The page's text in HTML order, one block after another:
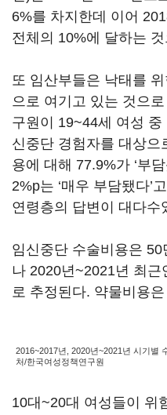
6%를 차지한데 이어
전체의 10%에 달하는
또 임산부들은 낙태를
으로 여기고 있는 것으
구원이 19~44세 여성
신중단 경험자를 대상으
용에 대해 77.9%가 ‘부
2%p는 ‘매우 부담됐다’
연령층의 답변이 대다수
임신중단 수술비용은
나 2020년~2021년 최
로 추정된다. 약물비용
2016~2017년, 2020년~2021년 시기별
처/한국여성정책연구원
10대~20대 여성들이 위